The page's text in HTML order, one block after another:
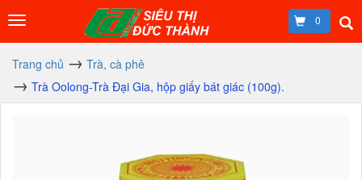
0
Trang chủ
Trà, cà phê
Trà Oolong-Trà Đại Gia, hộp giấy bát giác (100g).